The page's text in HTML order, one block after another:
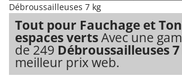
R
R.G.V.
Rato
Reber
Redback
Débroussailleuses 7 kg
Tout pour Fauchage et
espaces vertsAvec une
de 249 Débroussailleuses
meilleur prix web.